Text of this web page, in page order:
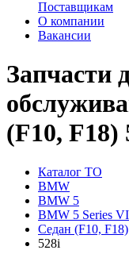
Поставщикам
О компании
Вакансии
Запчасти
(F10, F18)
Каталог ТО
BMW
BMW 5
BMW 5 Series VI
Седан (F10, F18)
528i